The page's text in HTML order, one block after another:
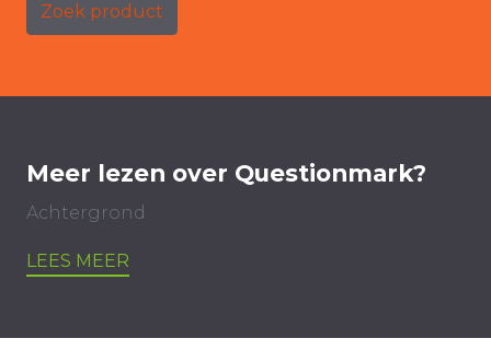
Zoek product
Meer lezen over Questionmark?
Achtergrond
LEES MEER